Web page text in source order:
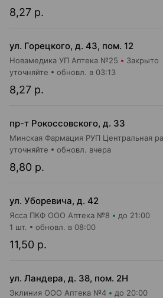
8,27 р.
ул. Горецкого, д. 43, пом. 12
Новамедика УП Аптека №25 Закрыто
8,27 р.
уточняйте обновл. в 03:13
пр-т Рокоссовского, д. 33
8,80 р.
уточняйте обновл. вчера
ул. Уборевича, д. 42
Ясса ПКФ ООО Аптека №8 до 21:00
11,50 р.
1 шт. обновл. в 08:00
ул. Ландера, д. 38, пом. 2Н
Эклиния ООО Аптека №4 до 20:00